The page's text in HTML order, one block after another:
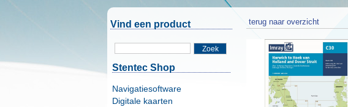
Vind een product
Zoek
Stentec Shop
Navigatiesoftware
Digitale kaarten
terug naar overzicht